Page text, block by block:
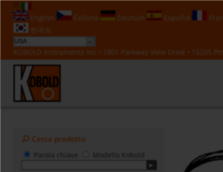
English
Čeština Deutsch Español
한국의
KOBOLD Instruments Inc • 1801 Parkway View Drive • 15205
Cerca prodotto
Modello Kobold